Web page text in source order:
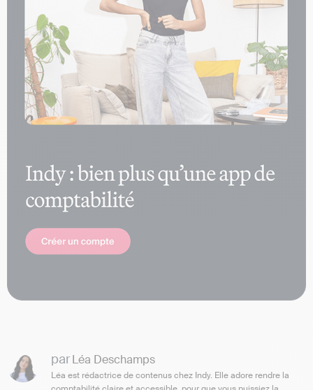
parLéa Deschamps
Léa est rédactrice de contenus chez Indy. Elle adore rendre la